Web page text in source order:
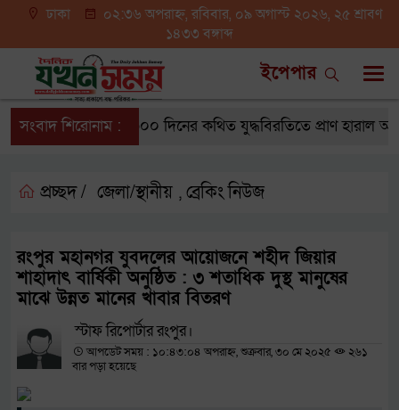
ঢাকা
০২:৩৬ অপরাহ্ন, রবিবার, ০৯ অগাস্ট ২০২৬, ২৫ শ্রাবণ
১৪৩৩ বঙ্গাব্দ
ইপেপার
সংবাদ শিরোনাম :গাজায় ৩০০ দিনের কথিত যুদ্ধবিরতিতে প্রাণ হারাল
প্রচ্ছদ / জেলা/স্থানীয় , ব্রেকিং নিউজ
রংপুর মহানগর যুবদলের আয়োজনে শহীদ জিয়ার
শাহাদাৎ বার্ষিকী অনুষ্ঠিত : ৩ শতাধিক দুস্থ মানুষের
মাঝে উন্নত মানের খাবার বিতরণ
স্টাফ রিপোর্টার রংপুর।
আপডেট সময় : ১০:৪৩:০৪ অপরাহ্ন, শুক্রবার, ৩০ মে ২০২৫
২৬১
বার পড়া হয়েছে